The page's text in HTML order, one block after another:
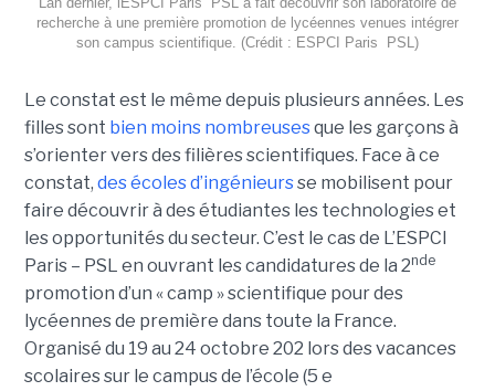
recherche à une première promotion de lycéennes venues intégrer
son campus scientifique. (Crédit : ESPCI Paris  PSL)
Le constat est le même depuis plusieurs années. Les
filles sont bien moins nombreusesque les garçons à
s’orienter vers des filières scientifiques. Face à ce
constat, des écoles d’ingénieursse mobilisent pour
faire découvrir à des étudiantes les technologies et
les opportunités du secteur. C’est le cas de L’ESPCI
Paris – PSL en ouvrant les candidatures de la 2nde
promotion d’un « camp » scientifique pour des
lycéennes de première dans toute la France.
Organisé du 19 au 24 octobre 202 lors des vacances
scolaires sur le campus de l’école (5 e